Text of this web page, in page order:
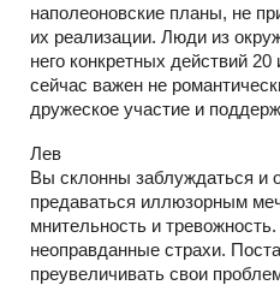
наполеоновские планы, не
их реализации. Люди из
него конкретных действий
сейчас важен не
дружеское участие и
Лев
Вы склонны заблуждаться и
предаваться иллюзорным
мнительность и
неоправданные страхи.
преувеличивать свои